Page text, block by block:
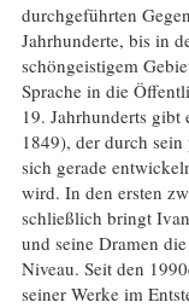
durchgeführten
Jahrhunderte, bis in
schöngeistigem
Sprache in die
19. Jahrhunderts gibt
1849), der durch
sich gerade
wird. In den ersten
schließlich bringt
und seine Dramen
Niveau. Seit den
seiner Werke im